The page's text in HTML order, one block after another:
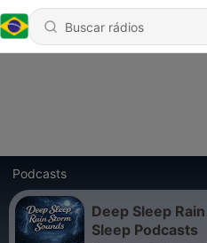
Podcasts
Deep Sleep
Sleep Podcasts